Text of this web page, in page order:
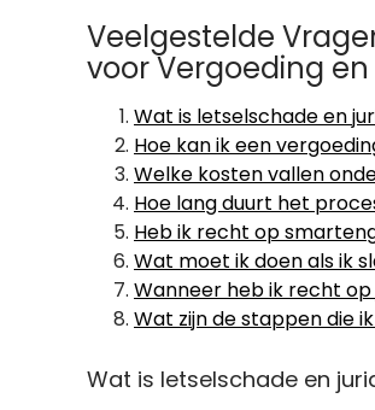
Veelgestelde
voor Vergoeding
Wat is letselschade en
Hoe kan ik een
Welke kosten vallen
Hoe lang duurt het
Heb ik recht op
Wat moet ik doen als ik
Wanneer heb ik recht
Wat zijn de stappen die
Wat is letselschade en